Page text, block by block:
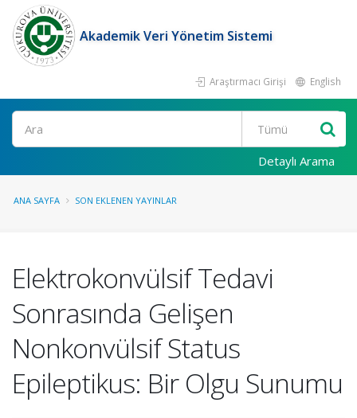
Akademik Veri Yönetim Sistemi
Araştırmacı Girişi English
Ara
Detaylı Arama
ANA SAYFA SON EKLENEN YAYINLAR
Elektrokonvülsif Tedavi
Sonrasında Gelişen
Nonkonvülsif Status
Epileptikus: Bir Olgu Sunumu